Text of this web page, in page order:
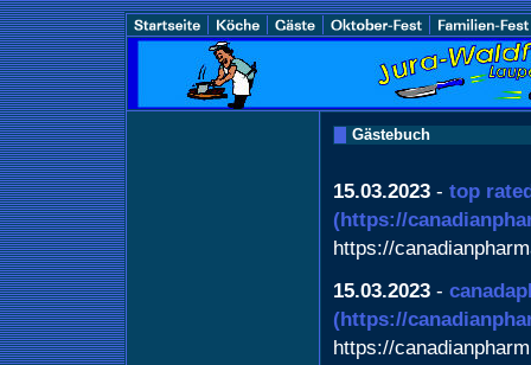
Gästebuch
15.03.2023 - top
(https://
https://
15.03.2023 -
(https://
https://